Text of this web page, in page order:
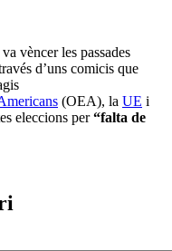
va vèncer les passades
d’uns comicis que
(OEA), la UE i
eleccions per“falta de